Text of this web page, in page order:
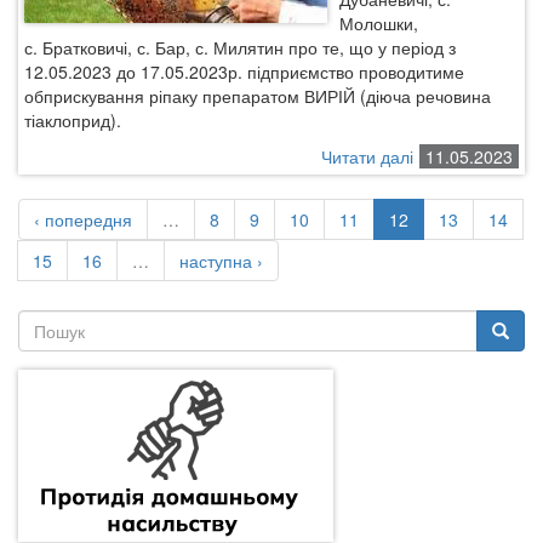
Молошки,
с. Братковичі, с. Бар, с. Милятин про те, що у період з
12.05.2023 до 17.05.2023р. підприємство проводитиме
обприскування ріпаку препаратом ВИРІЙ (діюча речовина
тіаклоприд).
11.05.2023
Читати далі про
До
уваги
пасічників!
діяльності,
що
‹ попередня … 8 9 10 11 12 13
14
15
16 … наступна ›
Пошукова
форма
Пошук